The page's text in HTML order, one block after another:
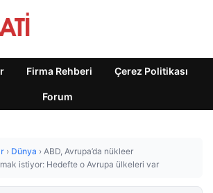
Firma Rehberi Çerez Politikası
Forum
› Dünya › ABD, Avrupa’da nükleer
istiyor: Hedefte o Avrupa ülkeleri var